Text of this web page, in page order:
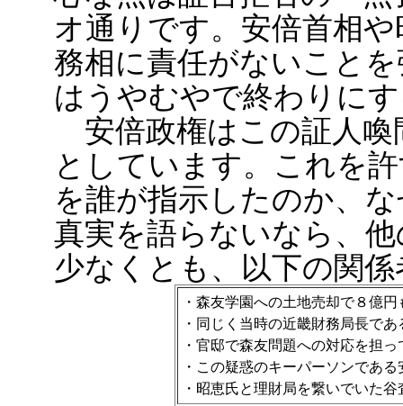
オ通りです。安倍首相
務相に責任がないこと
はうやむやで終わりに
安倍政権はこの証人喚
としています。これを
を誰が指示したのか、
真実を語らないなら、
少なくとも、以下の関
・森友学園への土地売却で８億
・同じく当時の近畿財務局長で
・官邸で森友問題への対応を担
・この疑惑のキーパーソンであ
・昭恵氏と理財局を繋いでいた